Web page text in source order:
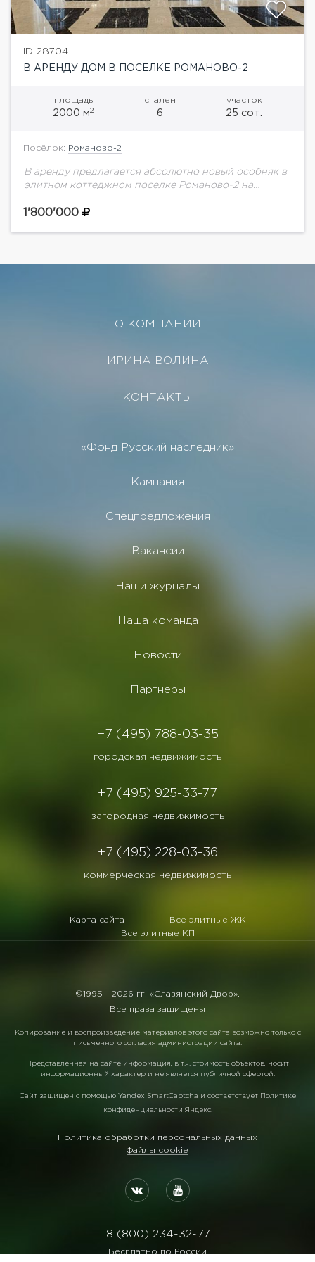
ID 28704
В АРЕНДУ ДОМ В ПОСЕЛКЕ РОМАНОВО-2
площадь
2000 м2
спален
6
участок
25 сот.
Посёлок: Романово-2
В аренду предлагается абсолютно новый особняк в
элитном коттеджном поселке Романово-2 на
эргономичном доме выполнен дизайнерский
1'800'000
О КОМПАНИИ
ИРИНА ВОЛИНА
КОНТАКТЫ
«Фонд Русский наследник»
Кампания
Спецпредложения
Вакансии
Наши журналы
Наша команда
Новости
Партнеры
+7 (495) 788-03-35
городская недвижимость
+7 (495) 925-33-77
загородная недвижимость
+7 (495) 228-03-36
коммерческая недвижимость
Карта сайта
Все элитные ЖК
Все элитные КП
©1995 - 2026 гг. «Славянский Двор».
Все права защищены
Копирование и воспроизведение материалов этого сайта возможно только с
письменного согласия администрации сайта.
Представленная на сайте информация, в т.ч. стоимость объектов, носит
информационный характер и не является публичной офертой.
Сайт защищен с помощью Yandex SmartCaptcha и соответствует Политике
конфиденциальности Яндекс.
Политика обработки персональных данных
Файлы cookie
8 (800) 234-32-77
Бесплатно по России